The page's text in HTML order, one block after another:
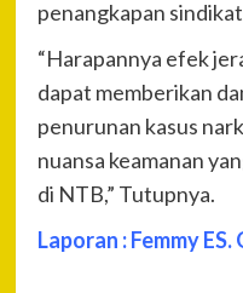
penangkapan
“Harapannya efek
dapat memberikan
penurunan kasus
nuansa keamanan
di NTB,” Tutupnya.
Laporan : Femmy ES.